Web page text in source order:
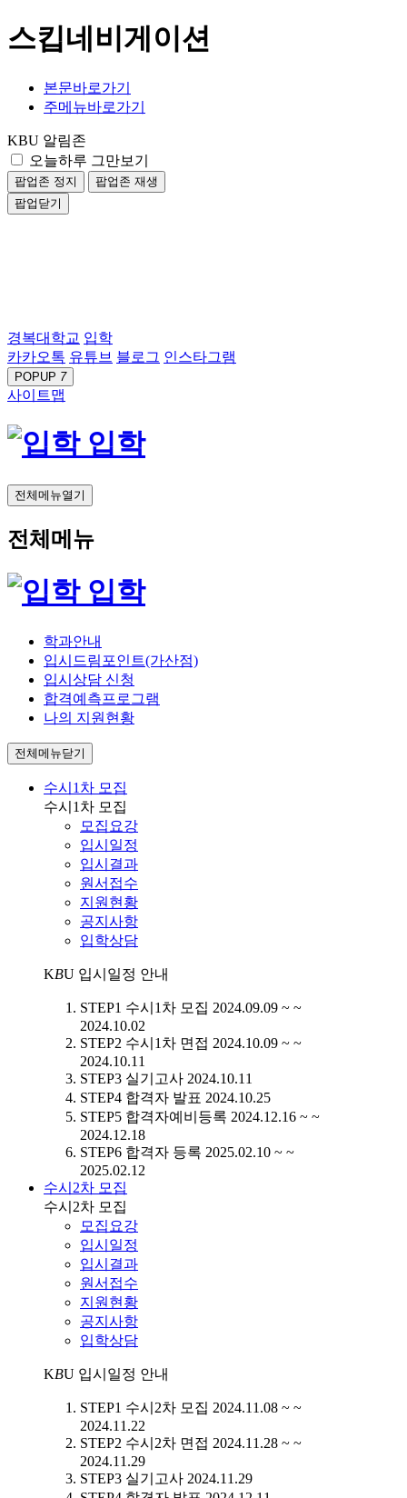
스킵네비게이션
본문바로가기
주메뉴바로가기
KBU 알림존
오늘하루 그만보기
팝업존 정지
팝업존 재생
팝업닫기
경복대학교 입학
카카오톡 유튜브 블로그 인스타그램
POPUP 7
사이트맵
입학
전체메뉴열기
전체메뉴
입학
학과안내
입시드림포인트(가산점)
입시상담 신청
합격예측프로그램
나의 지원현황
전체메뉴닫기
수시1차 모집
수시1차 모집
모집요강
입시일정
입시결과
원서접수
지원현황
공지사항
입학상담
KBU 입시일정 안내
STEP1 수시1차 모집 2024.09.09 ~ ~
2024.10.02
STEP2 수시1차 면접 2024.10.09 ~ ~
2024.10.11
STEP3 실기고사 2024.10.11
STEP4 합격자 발표 2024.10.25
STEP5 합격자예비등록 2024.12.16 ~ ~
2024.12.18
STEP6 합격자 등록 2025.02.10 ~ ~
2025.02.12
수시2차 모집
수시2차 모집
모집요강
입시일정
입시결과
원서접수
지원현황
공지사항
입학상담
KBU 입시일정 안내
STEP1 수시2차 모집 2024.11.08 ~ ~
2024.11.22
STEP2 수시2차 면접 2024.11.28 ~ ~
2024.11.29
STEP3 실기고사 2024.11.29